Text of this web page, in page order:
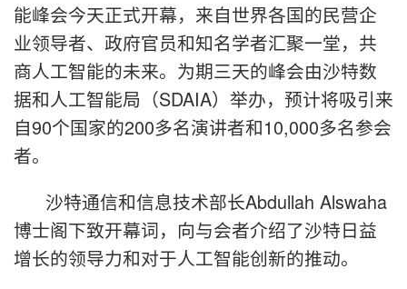
能峰会今天正式开幕，来自世界各国的民营企
业领导者、政府官员和知名学者汇聚一堂，共
商人工智能的未来。为期三天的峰会由沙特数
据和人工智能局（SDAIA）举办，预计将吸引来
自90个国家的200多名演讲者和10,000多名参会
者。
沙特通信和信息技术部长Abdullah Alswaha
博士阁下致开幕词，向与会者介绍了沙特日益
增长的领导力和对于人工智能创新的推动。